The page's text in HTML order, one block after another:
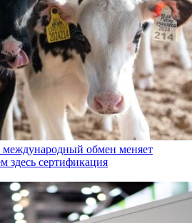
международный обмен меняет
здесь сертификация